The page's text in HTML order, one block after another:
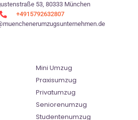
53, 80333 München
+4915792632807
Mini Umzug
Praxisumzug
Privatumzug
Seniorenumzug
Studentenumzug